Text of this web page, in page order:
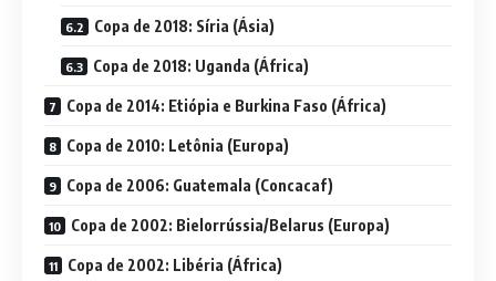
Copa de 2018: Síria (Ásia)
Copa de 2018: Uganda (África)
Copa de 2014: Etiópia e Burkina Faso (África)
Copa de 2010: Letônia (Europa)
Copa de 2006: Guatemala (Concacaf)
Copa de 2002: Bielorrússia/Belarus (Europa)
Copa de 2002: Libéria (África)